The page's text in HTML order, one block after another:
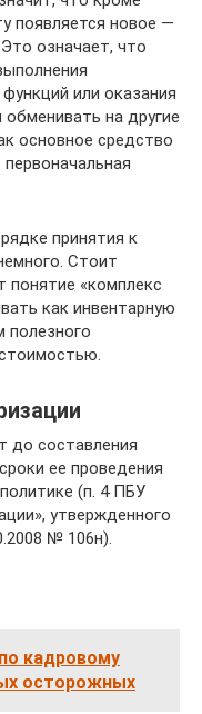
появляется новое —
означает, что
или оказания
обменивать на другие
основное средство
принятия к
Стоит
«комплекс
как инвентарную
полезного
до составления
ее проведения
(п. 4 ПБУ
утвержденного
№ 106н).
кадровому
осторожных